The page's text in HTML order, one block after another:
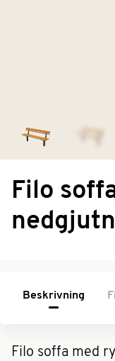
Filo
Beskrivning
Filo soffa med